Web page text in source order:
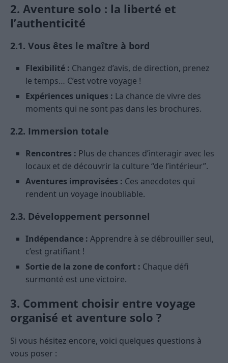
2. Aventure solo : la liberté et
l’authenticité
2.1. Vous êtes le maître à bord
Flexibilité : Changez d’avis, de direction, prenez
le temps… C’est votre voyage !
Expériences uniques : La chance de vivre des
moments qui ne sont pas dans les brochures.
2.2. Immersion totale
Rencontres : Plus de chances d’interagir avec les
locaux et de découvrir la culture “de l’intérieur”.
Aventures improvisées : Ces anecdotes qui
rendent un voyage inoubliable.
2.3. Développement personnel
Indépendance : Apprendre à se débrouiller seul,
c’est gratifiant !
Sortie de la zone de confort : Chaque défi
surmonté est une victoire.
3. Comment choisir entre voyage
organisé et aventure solo ?
Si vous hésitez encore, voici quelques questions à
vous poser :